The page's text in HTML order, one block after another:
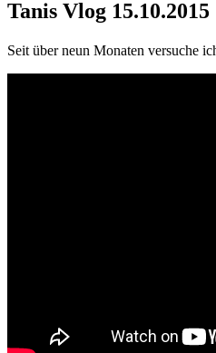
Tanis Vlog 15.10.2015
Seit über neun Monaten versuche